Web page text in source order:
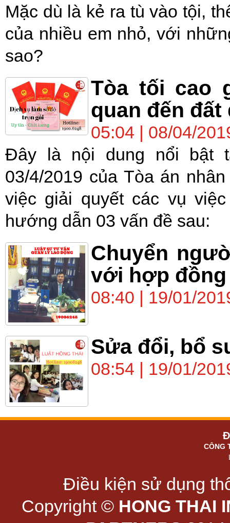
Mặc dù là kẻ ra tù vào tội,
của nhiều em nhỏ, với
sao?
Tòa tối cao
quan đến đất
05:04 | 08/04/
Đây là nội dung nổi bật
03/4/2019 của Tòa án
việc giải quyết các vụ
hướng dẫn 03 vấn đề sau:
Chuyển
với hợp
08:40 | 19/01/
Sửa đổi, bổ
08:54 | 19/01/
CÔNG
Điều kiện sử dụng
Copyright © HONG THAI